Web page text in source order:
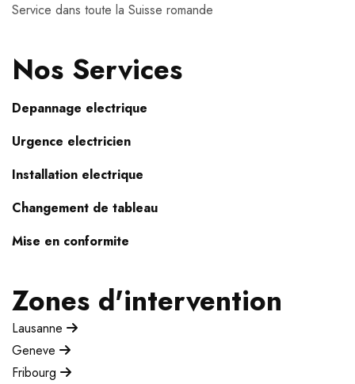
Service dans toute la Suisse romande
Nos Services
Depannage electrique
Urgence electricien
Installation electrique
Changement de tableau
Mise en conformite
Zones d'intervention
Lausanne
Geneve
Fribourg